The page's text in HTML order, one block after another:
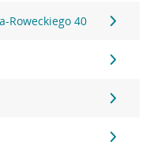
Roweckiego 40